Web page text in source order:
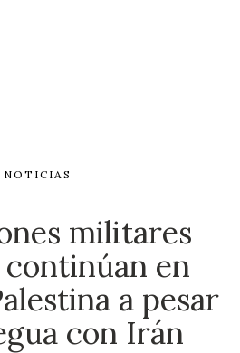
NOTICIAS
militares
en
a pesar
con Irán